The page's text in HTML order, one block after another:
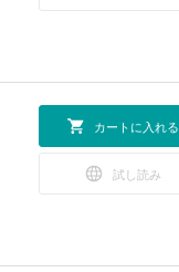
カートに入れる
試し読み